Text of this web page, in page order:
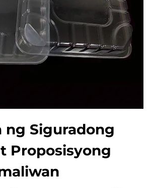
ng Siguradong
Proposisyong